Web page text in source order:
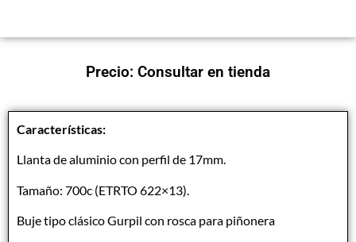
Precio: Consultar en tienda
Características:
Llanta de aluminio con perfil de 17mm.
Tamaño: 700c (ETRTO 622×13).
Buje tipo clásico Gurpil con rosca para piñonera